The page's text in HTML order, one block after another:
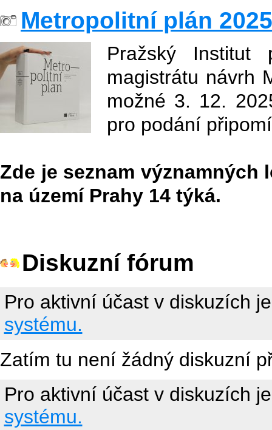
Metropolitní plán
Pražský Institut
magistrátu návrh
možné 3. 12.
pro podání
Zde je seznam
na území Prahy 14 týká.
Diskuzní fórum
Pro aktivní účast v diskuzích
systému.
Zatím tu není žádný diskuzní
Pro aktivní účast v diskuzích
systému.